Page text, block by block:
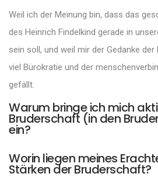
Weil ich der Meinung bin, dass das
des Heinrich Findelkind gerade in
sein soll, und weil mir der Gedanke
viel Bürokratie und der
gefällt.
Warum bringe ich mich
Bruderschaft (in den
ein?
Worin liegen meines
Stärken der Bruderschaft?